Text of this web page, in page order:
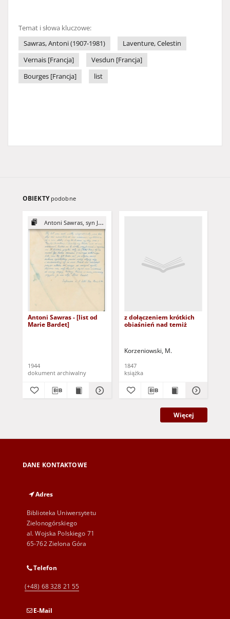
Temat i słowa kluczowe:
Sawras, Antoni (1907-1981)
Laventure, Celestin
Vernais [Francja]
Vesdun [Francja]
Bourges [Francja]
list
OBIEKTY podobne
Antoni Sawras, syn Jana
Antoni Sawras - [list od
Marie Bardet]
1944
dokument archiwalny
z dołączeniem krótkich
obiaśnień nad temiż
Korzeniowski, M.
1847
książka
Więcej
DANE KONTAKTOWE
Adres
Biblioteka Uniwersytetu
Zielonogórskiego
al. Wojska Polskiego 71
65-762 Zielona Góra
Telefon
(+48) 68 328 21 55
E-Mail